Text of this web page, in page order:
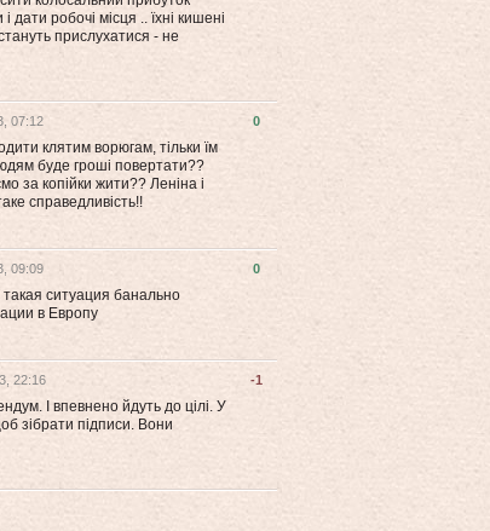
дати робочі місця .. їхні кишені
прислухатися - не
07:12
клятим ворюгам, тільки їм
буде гроші повертати??
за копійки жити?? Леніна і
справедливість!!
0
09:09
ситуация банально
в Европу
0
22:16
І впевнено йдуть до цілі. У
зібрати підписи. Вони
-1